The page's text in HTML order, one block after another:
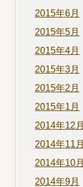
2015年6月
2015年5月
2015年4月
2015年3月
2015年2月
2015年1月
2014年12月
2014年11月
2014年10月
2014年9月